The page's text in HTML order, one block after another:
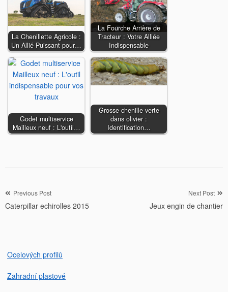
La Chenillette Agricole :
Un Allié Puissant pour…
La Fourche Arrière de
Tracteur : Votre Alliée
Indispensable
Godet multiservice
Mailleux neuf : L'outil…
Grosse chenille verte
dans olivier :
Identification…
Navigation
de
Previous Post
Caterpillar echirolles 2015
Next Post
Jeux engin de chantier
Ocelových profilů
Zahradní plastové